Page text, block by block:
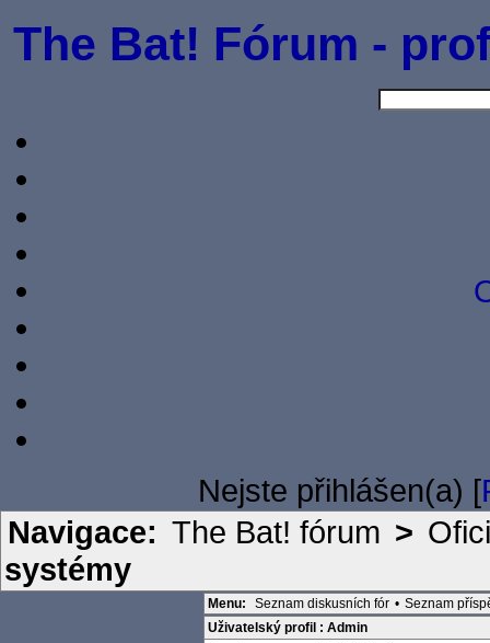
The Bat! Fórum -
Nejste přihlášen(a) [
Navigace: The Bat! fórum >
systémy
Menu: Seznam diskusních fór • Seznam
Uživatelský profil : Admin